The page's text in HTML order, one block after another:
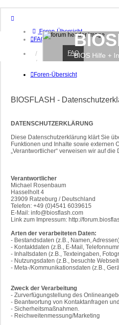
Foren-Übersicht
FAQ
Anmelden
Registrieren
BIOS Hilfe +
FAQ
Foren-Übersicht
BIOSFLASH -
DATENSCHUTZERKLÄRUNG
Diese Datenschutzerklärung klärt Sie
Funktionen und Inhalte sowie externen
„Verantwortlicher“ verweisen wir auf
Verantwortlicher
Michael Rosenbaum
Hasselholt 4
23909 Ratzeburg / Deutschland
Telefon: +49 (0)4541 6039615
E-Mail: info@biosflash.com
Link zum Impressum: http://
Arten der verarbeiteten Daten:
- Bestandsdaten (z.B., Namen,
- Kontaktdaten (z.B., E-Mail,
- Inhaltsdaten (z.B., Texteingaben,
- Nutzungsdaten (z.B., besuchte
- Meta-/Kommunikationsdaten (z.B.,
Zweck der Verarbeitung
- Zurverfügungstellung des
- Beantwortung von Kontaktanfragen
- Sicherheitsmaßnahmen.
- Reichweitenmessung/Marketing